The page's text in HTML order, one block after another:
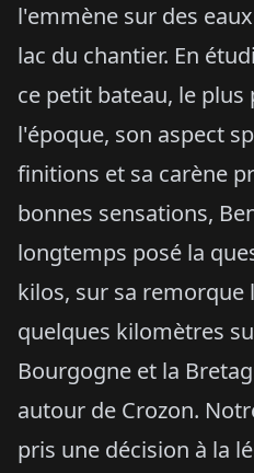
l'emmène sur des
lac du chantier. En
ce petit bateau, le
l'époque, son aspect
finitions et sa carène
bonnes sensations,
longtemps posé la
kilos, sur sa remorque
quelques kilomètres
Bourgogne et la
autour de Crozon.
pris une décision à la